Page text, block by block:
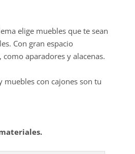
elige muebles que te sean
Con gran espacio
aparadores y alacenas.
muebles con cajones son tu